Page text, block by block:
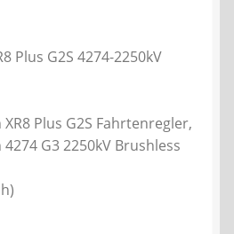
Plus G2S 4274-2250kV
Plus G2S Fahrtenregler,
G3 2250kV Brushless